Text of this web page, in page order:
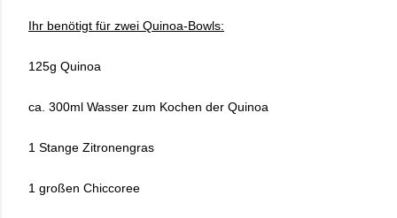
Ihr benötigt für zwei Quinoa-Bowls:
125g Quinoa
ca. 300ml Wasser zum Kochen der Quinoa
1 Stange Zitronengras
1 großen Chiccoree